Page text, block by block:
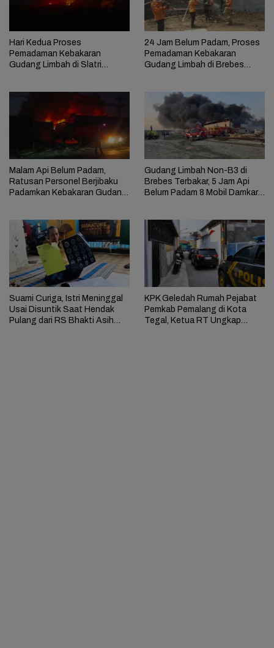
Hari Kedua Proses
Pemadaman Kebakaran
Gudang Limbah di Slatri
24 Jam Belum Padam, Proses
Pemadaman Kebakaran
Gudang Limbah di Brebes
Malam Api Belum Padam,
Ratusan Personel Berjibaku
Padamkan Kebakaran Gudang
Gudang Limbah Non-B3 di
Brebes Terbakar, 5 Jam Api
Belum Padam 8 Mobil Damkar
Suami Curiga, Istri Meninggal
Usai Disuntik Saat Hendak
Pulang dari RS Bhakti Asih
KPK Geledah Rumah Pejabat
Pemkab Pemalang di Kota
Tegal, Ketua RT Ungkap